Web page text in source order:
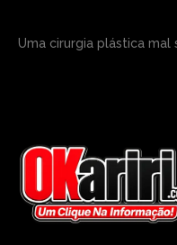
Uma cirurgia plástica mal